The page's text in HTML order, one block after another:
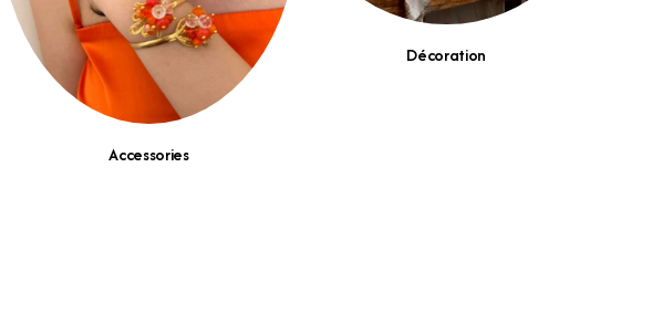
Accessories
Décoration